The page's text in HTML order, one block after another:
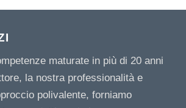
maturate in più di 20 anni
la nostra professionalità e
polivalente, forniamo